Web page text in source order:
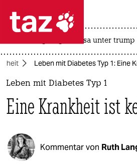
 taz zahl ich
taz zahl ich
politik
öko
gesellschaft
usa unter trump
Leben mit Diabetes Typ 1: Eine
Leben mit Diabetes Typ 1
Eine Krankheit ist
Kommentar von Ruth